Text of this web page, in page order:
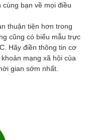
bạn về mọi điều
thuận tiện hơn trong
cũng có biểu mẫu trực
Hãy điền thông tin cơ
mạng xã hội của
gian sớm nhất.